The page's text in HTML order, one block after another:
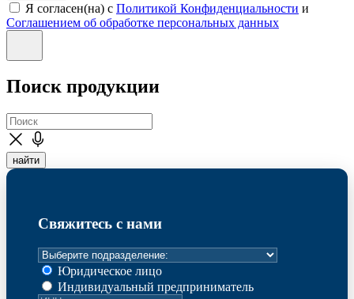
Я согласен(на) с Политикой Конфиденциальности и
Соглашением об обработке персональных данных
Поиск продукции
найти
Свяжитесь с нами
Юридическое лицо
Индивидуальный предприниматель